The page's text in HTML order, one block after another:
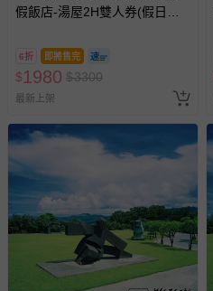
假飯店-湯屋2H雙人券(假日不
6折 即將售完
$1980 $3300
最新上架